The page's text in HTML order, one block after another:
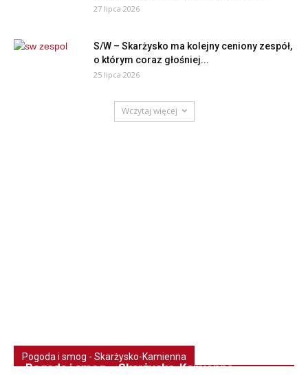
27 lipca 2026
S/W – Skarżysko ma kolejny ceniony zespół,
o którym coraz głośniej...
25 lipca 2026
Wczytaj więcej
Pogoda i smog - Skarżysko-Kamienna
Pogoda i smog – Skarżysko-Kamienna